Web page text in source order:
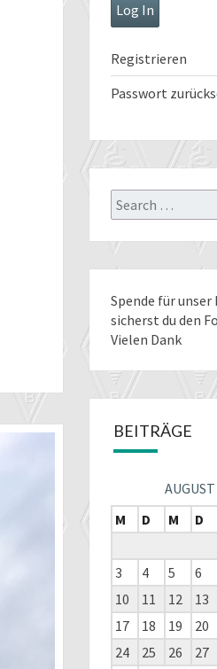
Registrieren
Passwort
Search
for:
Spende für unser
sicherst du den
Vielen Dank
BEITRÄGE
M
D M D
3
4 5 6
10
11 12 13
17
18 19 20
24
25 26 27